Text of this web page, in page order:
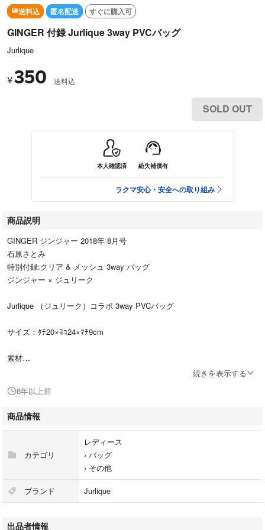
送料込 匿名配送 すぐに購入可
GINGER 付録 Jurlique 3way PVCバッグ
Jurlique
¥350 送料込
SOLD OUT
本人確認済 紛失補償有
ラクマ安心・安全への取り組み
商品説明
GINGER ジンジャー 2018年 8月号
石原さとみ
特別付録:クリア & メッシュ 3way バッグ
ジンジャー × ジュリーク
Jurlique （ジュリーク）コラボ 3way PVCバッグ
サイズ：ﾀﾃ20×ﾖｺ24×ﾏﾁ9cm
素材
ランチタイムやビーチ、バックインバックに幅広い場面で使えます❗
続きを表示する
6年以上前
商品情報
カテゴリ
レディース
› バッグ
› その他
ブランド Jurlique
出品者情報